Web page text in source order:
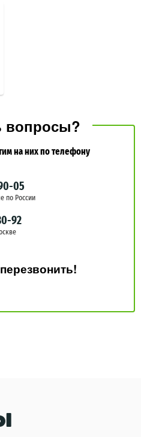
вопросы?
на них по телефону
05
по России
92